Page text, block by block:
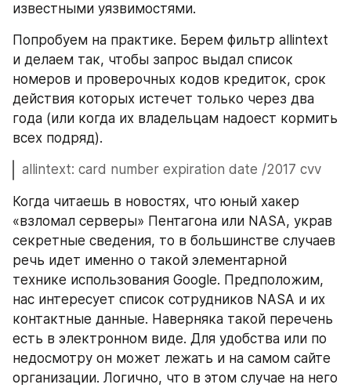
известными уязвимостями.
Попробуем на практике. Берем фильтр allintext
и делаем так, чтобы запрос выдал список
номеров и проверочных кодов кредиток, срок
действия которых истечет только через два
года (или когда их владельцам надоест кормить
всех подряд).
allintext: card number expiration date /2017 cvv
Когда читаешь в новостях, что юный хакер
«взломал серверы» Пентагона или NASA, украв
секретные сведения, то в большинстве случаев
речь идет именно о такой элементарной
технике использования Google. Предположим,
нас интересует список сотрудников NASA и их
контактные данные. Наверняка такой перечень
есть в электронном виде. Для удобства или по
недосмотру он может лежать и на самом сайте
организации. Логично, что в этом случае на него